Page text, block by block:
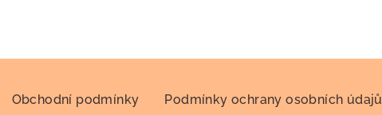
Obchodní podmínky Podmínky ochrany osobních údajů